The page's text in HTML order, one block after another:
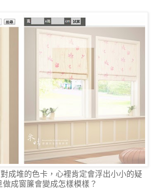
成堆的色卡，心裡肯定會浮出小小的疑
做成窗簾會變成怎樣模樣？